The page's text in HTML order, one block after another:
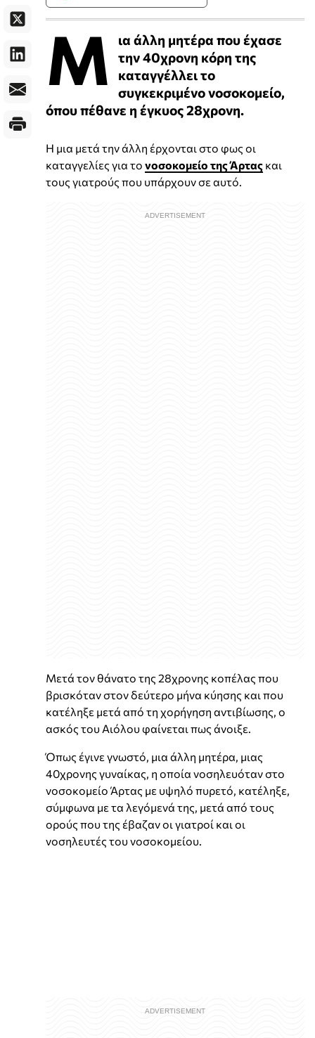
Μ
ια άλλη μητέρα που έχασε
την 40χρονη κόρη της
καταγγέλλει το
συγκεκριμένο νοσοκομείο,
όπου πέθανε η έγκυος 28χρονη.
Η μια μετά την άλλη έρχονται στο φως οι
καταγγελίες για το νοσοκομείο της Άρτας και
τους γιατρούς που υπάρχουν σε αυτό.
Μετά τον θάνατο της 28χρονης κοπέλας που
βρισκόταν στον δεύτερο μήνα κύησης και που
κατέληξε μετά από τη χορήγηση αντιβίωσης, ο
ασκός του Αιόλου φαίνεται πως άνοιξε.
Όπως έγινε γνωστό, μια άλλη μητέρα, μιας
40χρονης γυναίκας, η οποία νοσηλευόταν στο
νοσοκομείο Άρτας με υψηλό πυρετό, κατέληξε,
σύμφωνα με τα λεγόμενά της, μετά από τους
ορούς που της έβαζαν οι γιατροί και οι
νοσηλευτές του νοσοκομείου.